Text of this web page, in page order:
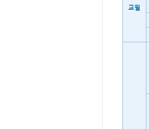
교필